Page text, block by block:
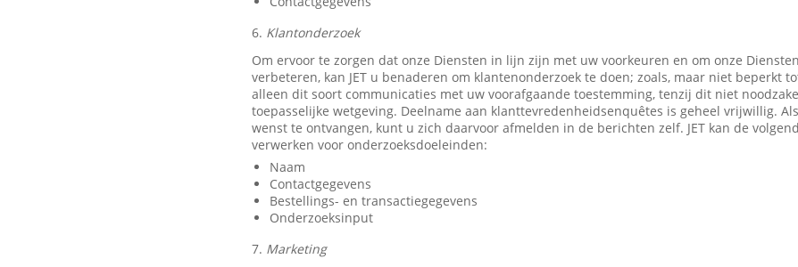
6. Klantonderzoek
Om ervoor te zorgen dat onze Diensten in lijn zijn met uw voorkeuren en om onze
verbeteren, kan JET u benaderen om klantenonderzoek te doen; zoals, maar niet beperkt
alleen dit soort communicaties met uw voorafgaande toestemming, tenzij dit niet
toepasselijke wetgeving. Deelname aan klanttevredenheidsenquêtes is geheel vrijwillig.
wenst te ontvangen, kunt u zich daarvoor afmelden in de berichten zelf. JET kan de
verwerken voor onderzoeksdoeleinden:
Naam
Contactgegevens
Bestellings- en transactiegegevens
Onderzoeksinput
7. Marketing